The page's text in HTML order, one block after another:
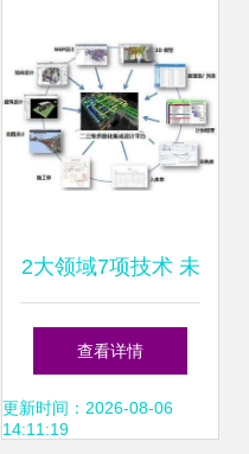
2大领域7项技术 未
来高科技建筑的创
新前沿
查看详情
更新时间：2026-08-06
14:11:19